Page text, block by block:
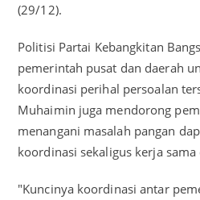
(29/12).
Politisi Partai Kebangkitan
pemerintah pusat dan daerah
koordinasi perihal persoalan
Muhaimin juga mendorong
menangani masalah pangan
koordinasi sekaligus kerja
"Kuncinya koordinasi antar